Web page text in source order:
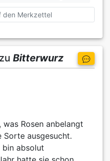
den Merkzettel
Bitterwurz
Rosen anbelangt
Sorte ausgesucht.
bin absolut